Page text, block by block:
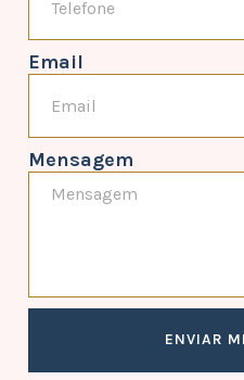
Email
Mensagem
ENVIAR